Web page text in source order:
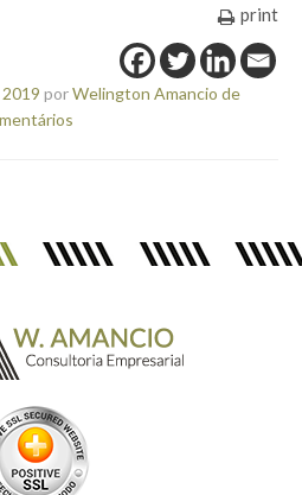
print
porWelington Amancio de